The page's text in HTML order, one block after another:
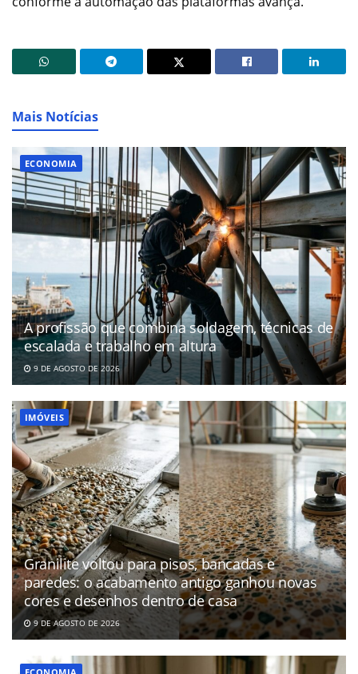
Mais Notícias
ECONOMIA
A profissão que combina soldagem, técnicas de
escalada e trabalho em altura
9 DE AGOSTO DE 2026
IMÓVEIS
Granilite voltou para pisos, bancadas e
paredes: o acabamento antigo ganhou novas
cores e desenhos dentro de casa
9 DE AGOSTO DE 2026